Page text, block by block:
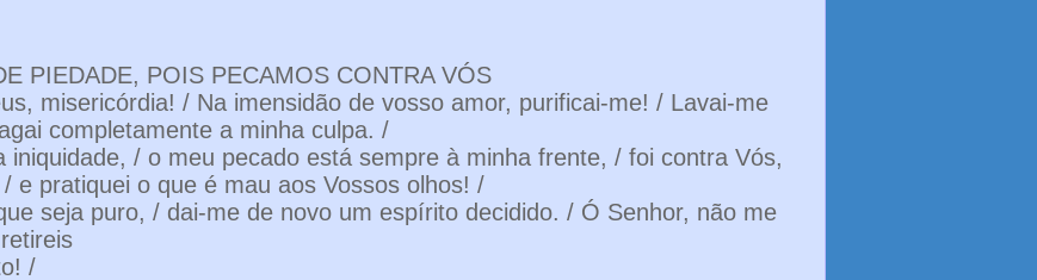
PIEDADE, POIS PECAMOS CONTRA VÓS
misericórdia! / Na imensidão de vosso amor, purificai-me! / Lavai-me
completamente a minha culpa. /
iniquidade, / o meu pecado está sempre à minha frente, / foi contra Vós,
e pratiquei o que é mau aos Vossos olhos! /
seja puro, / dai-me de novo um espírito decidido. / Ó Senhor, não me
/